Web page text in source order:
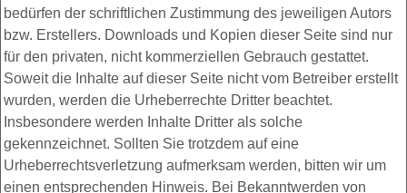
bedürfen der schriftlichen Zustimmung des jeweiligen Autors
bzw. Erstellers. Downloads und Kopien dieser Seite sind nur
für den privaten, nicht kommerziellen Gebrauch gestattet.
Soweit die Inhalte auf dieser Seite nicht vom Betreiber erstellt
wurden, werden die Urheberrechte Dritter beachtet.
Insbesondere werden Inhalte Dritter als solche
gekennzeichnet. Sollten Sie trotzdem auf eine
Urheberrechtsverletzung aufmerksam werden, bitten wir um
einen entsprechenden Hinweis. Bei Bekanntwerden von